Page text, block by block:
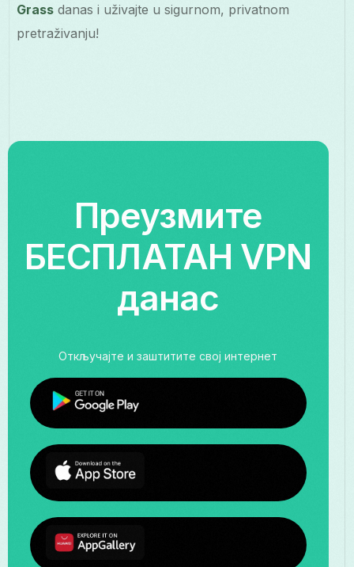
Grass danas i uživajte u sigurnom, privatnom
pretraživanju!
Преузмите
БЕСПЛАТАН VPN
данас
Откључајте и заштитите свој интернет